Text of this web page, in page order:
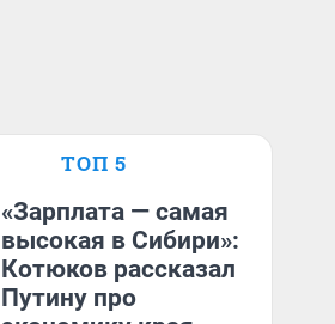
ТОП 5
«Зарплата — самая
высокая в Сибири»:
Котюков рассказал
Путину про